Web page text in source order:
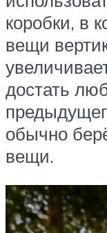
коробки, в
вещи
достать
обычно
вещи.